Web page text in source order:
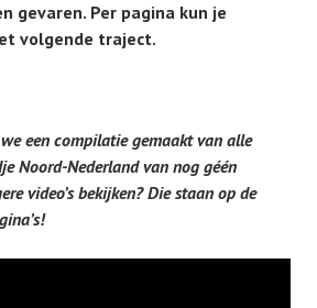
gevaren. Per pagina kun je
volgende traject.
een compilatie gemaakt van alle
Noord-Nederland van nog géén
video’s bekijken? Die staan op de